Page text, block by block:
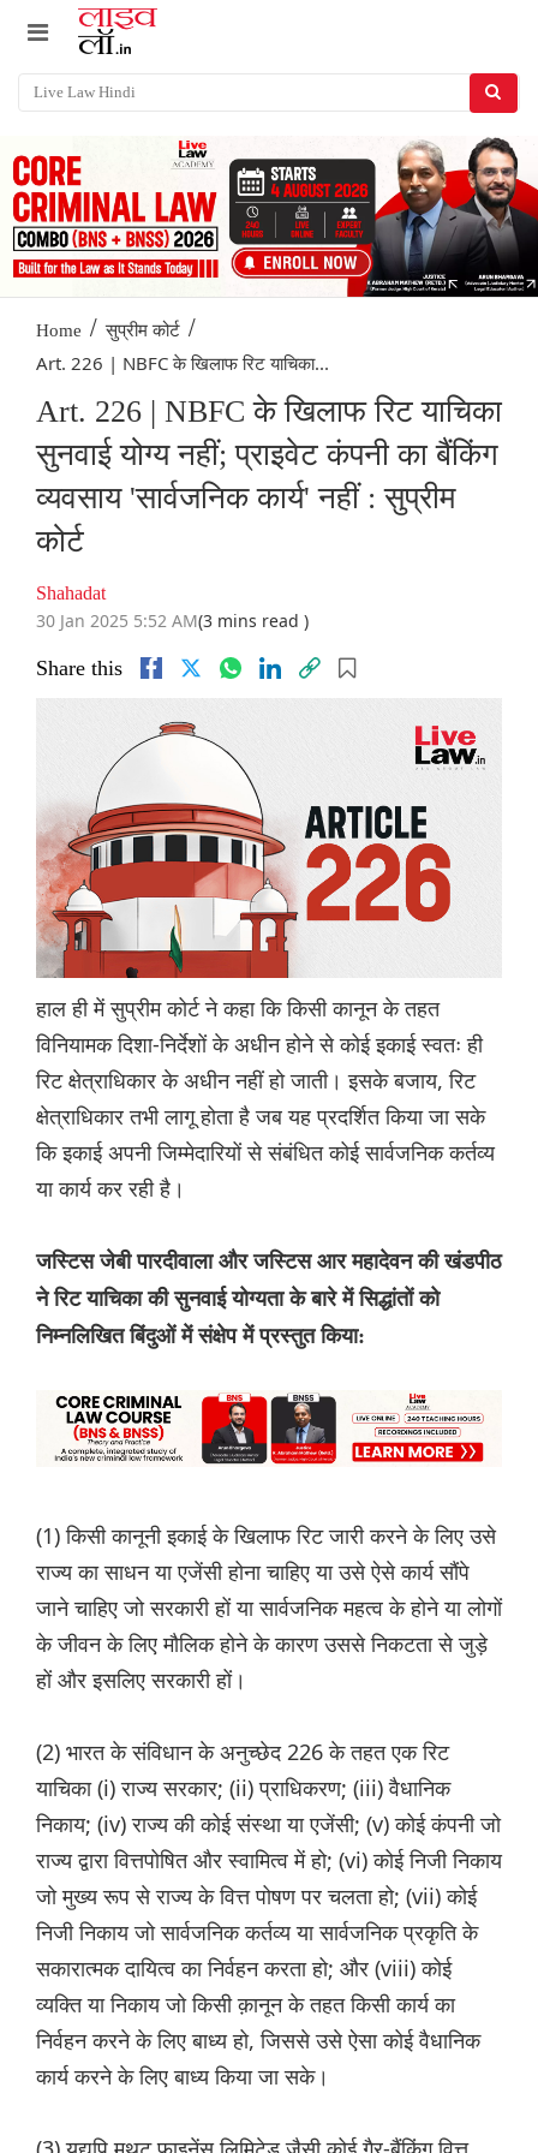
Home / सुप्रीम कोर्ट /
Art. 226 | NBFC के खिलाफ रिट याचिका...
Art. 226 | NBFC के खिलाफ रिट याचिका
सुनवाई योग्य नहीं; प्राइवेट कंपनी का बैंकिंग
व्यवसाय 'सार्वजनिक कार्य' नहीं : सुप्रीम
कोर्ट
Shahadat
30 Jan 2025 5:52 AM(3 mins read )
Share this
हाल ही में सुप्रीम कोर्ट ने कहा कि किसी कानून के तहत
विनियामक दिशा-निर्देशों के अधीन होने से कोई इकाई स्वतः ही
रिट क्षेत्राधिकार के अधीन नहीं हो जाती। इसके बजाय, रिट
क्षेत्राधिकार तभी लागू होता है जब यह प्रदर्शित किया जा सके
कि इकाई अपनी जिम्मेदारियों से संबंधित कोई सार्वजनिक कर्तव्य
या कार्य कर रही है।
जस्टिस जेबी पारदीवाला और जस्टिस आर महादेवन की खंडपीठ
ने रिट याचिका की सुनवाई योग्यता के बारे में सिद्धांतों को
निम्नलिखित बिंदुओं में संक्षेप में प्रस्तुत किया:
(1) किसी कानूनी इकाई के खिलाफ रिट जारी करने के लिए उसे
राज्य का साधन या एजेंसी होना चाहिए या उसे ऐसे कार्य सौंपे
जाने चाहिए जो सरकारी हों या सार्वजनिक महत्व के होने या लोगों
के जीवन के लिए मौलिक होने के कारण उससे निकटता से जुड़े
हों और इसलिए सरकारी हों।
(2) भारत के संविधान के अनुच्छेद 226 के तहत एक रिट
याचिका (i) राज्य सरकार; (ii) प्राधिकरण; (iii) वैधानिक
निकाय; (iv) राज्य की कोई संस्था या एजेंसी; (v) कोई कंपनी जो
राज्य द्वारा वित्तपोषित और स्वामित्व में हो; (vi) कोई निजी निकाय
जो मुख्य रूप से राज्य के वित्त पोषण पर चलता हो; (vii) कोई
निजी निकाय जो सार्वजनिक कर्तव्य या सार्वजनिक प्रकृति के
सकारात्मक दायित्व का निर्वहन करता हो; और (viii) कोई
व्यक्ति या निकाय जो किसी क़ानून के तहत किसी कार्य का
निर्वहन करने के लिए बाध्य हो, जिससे उसे ऐसा कोई वैधानिक
कार्य करने के लिए बाध्य किया जा सके।